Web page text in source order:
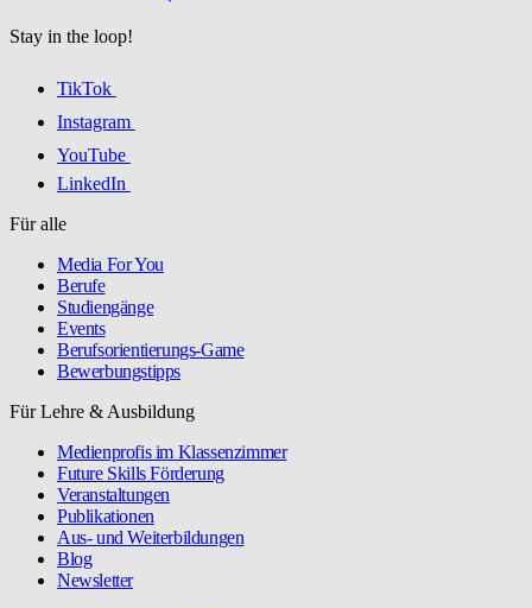
Stay in the loop!
TikTok
Instagram
YouTube
LinkedIn
Für alle
Media For You
Berufe
Studiengänge
Events
Berufsorientierungs-Game
Bewerbungstipps
Für Lehre & Ausbildung
Medienprofis im Klassenzimmer
Future Skills Förderung
Veranstaltungen
Publikationen
Aus- und Weiterbildungen
Blog
Newsletter